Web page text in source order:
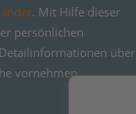
. Mit Hilfe dieser
persönlichen
über
vornehmen.